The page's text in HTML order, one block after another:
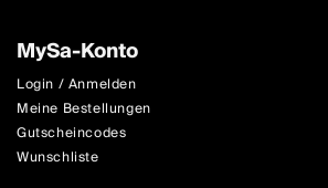
MySa-Konto
Login / Anmelden
Meine Bestellungen
Gutscheincodes
Wunschliste